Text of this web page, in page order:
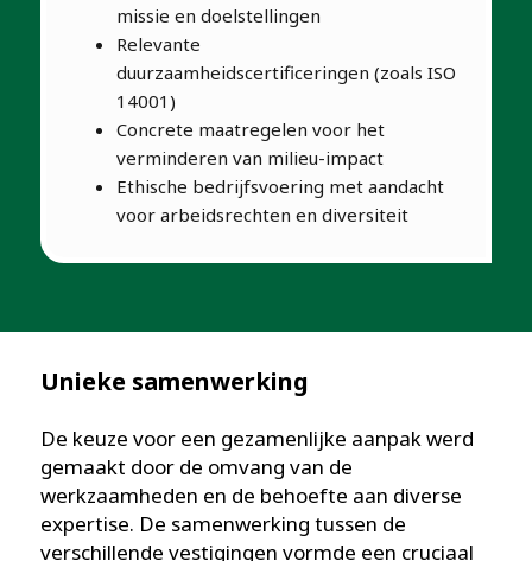
missie en doelstellingen
Relevante
duurzaamheidscertificeringen (zoals ISO
14001)
Concrete maatregelen voor het
verminderen van milieu-impact
Ethische bedrijfsvoering met aandacht
voor arbeidsrechten en diversiteit
Unieke samenwerking
De keuze voor een gezamenlijke aanpak werd
gemaakt door de omvang van de
werkzaamheden en de behoefte aan diverse
expertise. De samenwerking tussen de
verschillende vestigingen vormde een cruciaal